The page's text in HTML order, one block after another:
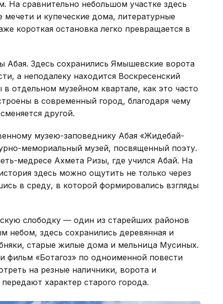
сравнительно небольшом участке здесь
и купеческие дома, литературные
короткая остановка легко превращается в
Абая. Здесь сохранились Ямышевские ворота
а неподалеку находится Воскресенский
отдельном музейном квартале, как это часто
в современный город, благодаря чему
другой.
музею-заповеднику Абая «Жидебай-
мемориальный музей, посвященный поэту.
медресе Ахмета Ризы, где учился Абай. На
здесь можно ощутить не только через
в среду, в которой формировались взгляды
слободку — один из старейших районов
здесь сохранились деревянная и
старые жилые дома и мельница Мусиных.
фильм «Ботагоз» по одноименной повести
на резные наличники, ворота и
характер старого города.